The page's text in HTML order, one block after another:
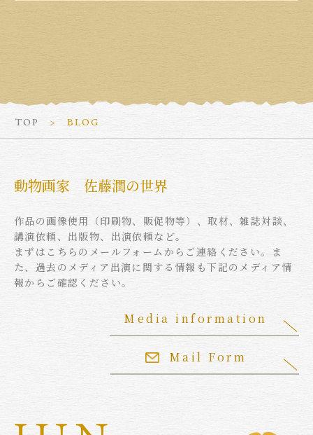
TOP BLOG
動物画家 佐藤潤の世界
作品の画像使用（印刷物、販促物等）、取材、雑誌対談、
講演依頼、出版物、出演依頼など。
まずはこちらのメールフォームからご連絡ください。ま
た、過去のメディア出演に関する情報も下記のメディア情
報からご確認ください。
Mail Form
Media information